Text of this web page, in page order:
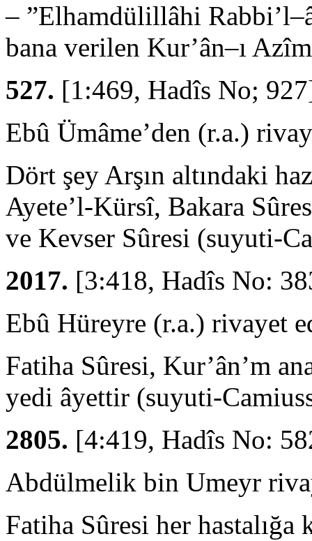
– ”Elhamdülillâhi
bana verilen Kur’ân–ı
527. [1:469, Hadîs No;
Ebû Ümâme’den (r.a.)
Dört şey Arşın altındaki
Ayete’l-Kürsî, Bakara
ve Kevser Sûresi (suyuti-
2017. [3:418, Hadîs No:
Ebû Hüreyre (r.a.) rivayet
Fatiha Sûresi, Kur’ân’m
ye­di âyettir (suyuti-
2805. [4:419, Hadîs No:
Abdülmelik bin Umeyr
Fatiha Sûresi her hastalığa